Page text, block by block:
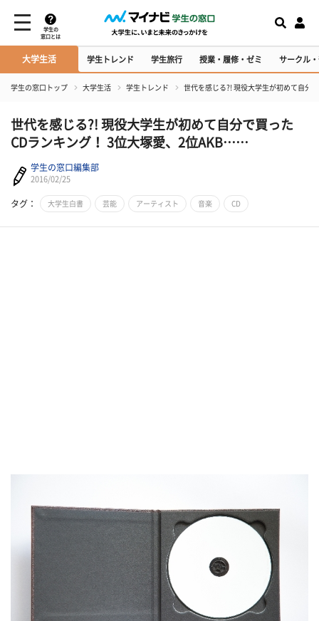
学生の
窓口とは
大学生活 学生トレンド 学生旅行 授業・履修・ゼミ サークル
学生の窓口トップ 大学生活 学生トレンド 世代を感じる?! 現役大学生が初めて自分
世代を感じる?! 現役大学生が初めて自分で買った
CDランキング！ 3位大塚愛、2位AKB……
学生の窓口編集部
2016/02/25
タグ： 大学生白書 芸能 アーティスト 音楽 CD